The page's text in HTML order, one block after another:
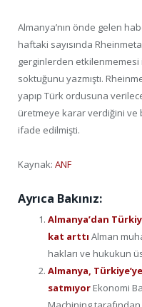
Almanya’nın önde gelen
haftaki sayısında
gerginlerden etkilenmemesi
soktuğunu yazmıştı.
yapıp Türk ordusuna
üretmeye karar verdiğini ve
ifade edilmişti.
Kaynak: ANF
Ayrıca Bakınız:
Almanya’dan
kat arttı Alman
hakları ve hukukun
Almanya,
satmıyor Ekonomi